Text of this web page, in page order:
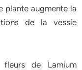
plante augmente la
de la vessie
de Lamium